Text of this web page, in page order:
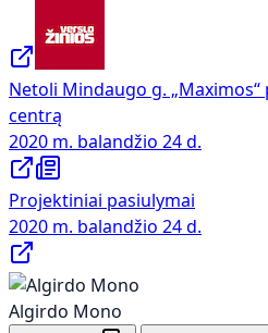
Netoli Mindaugo g.
centrą
2020 m. balandžio 24 d.
Projektiniai pasiulymai
2020 m. balandžio 24 d.
Algirdo Mono